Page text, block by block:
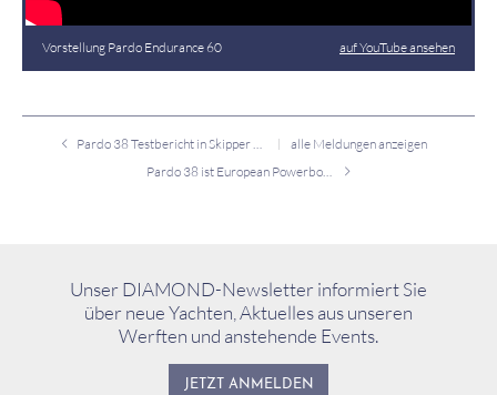
Vorstellung Pardo Endurance 60 auf YouTube ansehen
Pardo 38 Testbericht in Skipper Bootshandel
alle Meldungen anzeigen
Pardo 38 ist European Powerboat of the Year 2020
Unser DIAMOND-Newsletter informiert Sie
über neue Yachten, Aktuelles aus unseren
Werften und anstehende Events.
JETZT ANMELDEN